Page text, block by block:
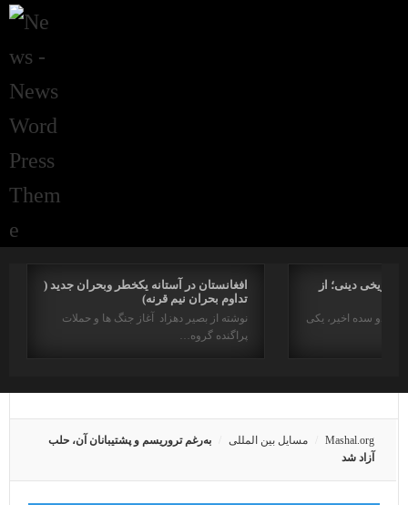
افغانستان در آستانه یکخطر وبحران جدید (
تداوم بحران نیم قرنه)
نوشته از بصیر دهزاد آغاز جنگ ها و حملات
پراگنده گروه…
دینی؛ از
در دو سده اخیر، یکی
Mashal.org مسایل بین المللی
به‌رغم تروریسم و پشتیبانان آن، حلب
آزاد شد